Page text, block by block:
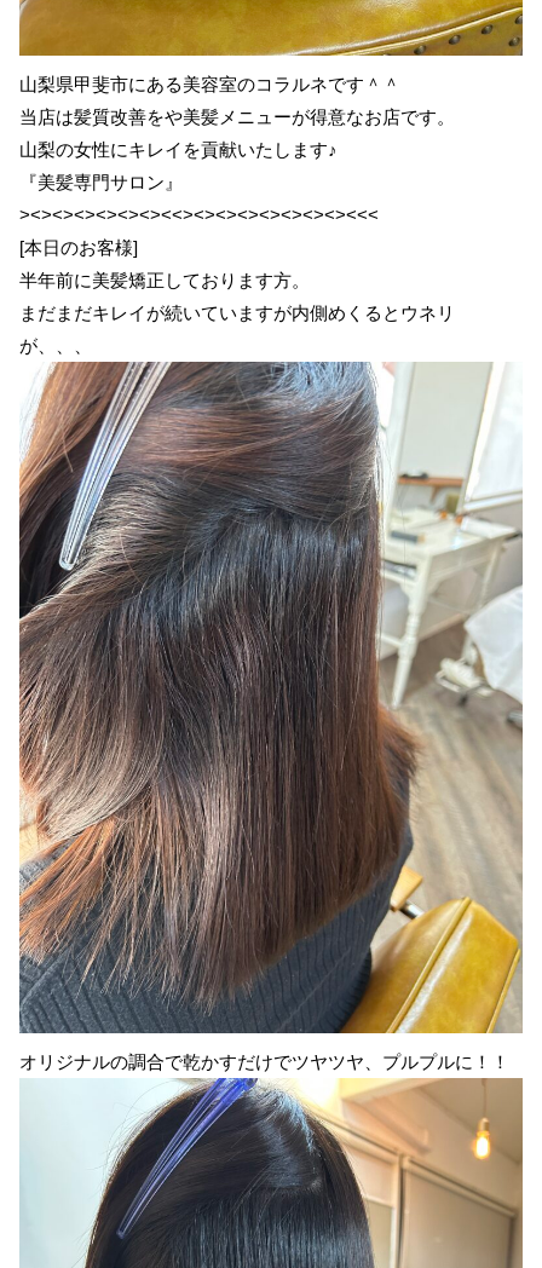
山梨県甲斐市にある美容室のコラルネです＾＾
当店は髪質改善をや美髪メニューが得意なお店です。
山梨の女性にキレイを貢献いたします♪
『美髪専門サロン』
><><><><><><><<><><><><><><><><<<
[本日のお客様]
半年前に美髪矯正しております方。
まだまだキレイが続いていますが内側めくるとウネリ
が、、、
オリジナルの調合で乾かすだけでツヤツヤ、プルプルに！！